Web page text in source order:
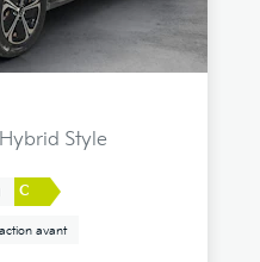
Style
C
avant